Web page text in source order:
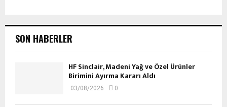
SON HABERLER
HF Sinclair, Madeni Yağ ve Özel Ürünler
Birimini Ayırma Kararı Aldı
03/08/2026 0